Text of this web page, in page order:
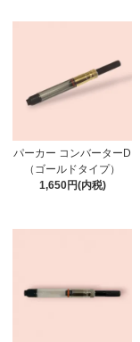
パーカー コンバーターD
（ゴールドタイプ）
1,650円(内税)